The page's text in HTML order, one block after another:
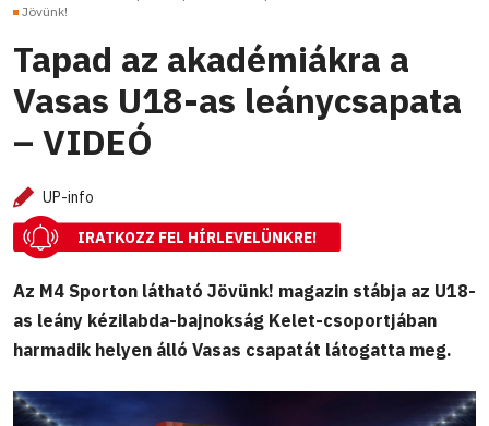
Jövünk!
Tapad az akadémiákra a
Vasas U18-as leánycsapata
– VIDEÓ
UP-info
IRATKOZZ FEL HÍRLEVELÜNKRE!
Az M4 Sporton látható Jövünk! magazin stábja az U18-
as leány kézilabda-bajnokság Kelet-csoportjában
harmadik helyen álló Vasas csapatát látogatta meg.